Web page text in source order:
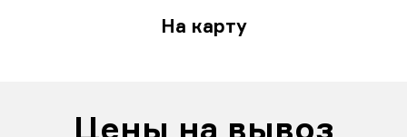
На карту
Цены на вывоз